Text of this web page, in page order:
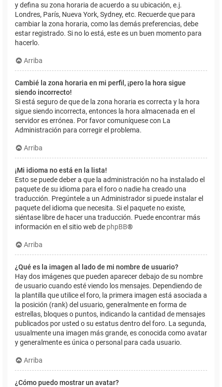
y defina su zona horaria de acuerdo a su ubicación, e.j.
Londres, París, Nueva York, Sydney, etc. Recuerde que para
cambiar la zona horaria, como las demás preferencias, debe
estar registrado. Si no lo está, este es un buen momento para
hacerlo.
Arriba
Cambié la zona horaria en mi perfil, ¡pero la hora sigue
siendo incorrecto!
Si está seguro de que de la zona horaria es correcta y la hora
sigue siendo incorrecta, entonces la hora almacenada en el
servidor es errónea. Por favor comuníquese con La
Administración para corregir el problema.
Arriba
¡Mi idioma no está en la lista!
Esto se puede deber a que la administración no ha instalado el
paquete de su idioma para el foro o nadie ha creado una
traducción. Pregúntele a un Administrador si puede instalar el
paquete del idioma que necesita. Si el paquete no existe,
siéntase libre de hacer una traducción. Puede encontrar más
información en el sitio web de phpBB®
Arriba
¿Qué es la imagen al lado de mi nombre de usuario?
Hay dos imágenes que pueden aparecer debajo de su nombre
de usuario cuando esté viendo los mensajes. Dependiendo de
la plantilla que utilice el foro, la primera imagen está asociada a
la posición (rank) del usuario, generalmente en forma de
estrellas, bloques o puntos, indicando la cantidad de mensajes
publicados por usted o su estatus dentro del foro. La segunda,
usualmente una imagen más grande, es conocida como avatar
y generalmente es única o personal para cada usuario.
Arriba
¿Cómo puedo mostrar un avatar?